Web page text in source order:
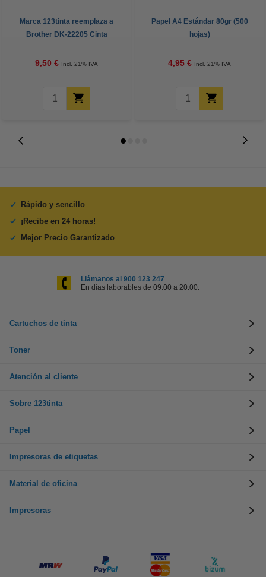
Marca 123tinta reemplaza a
Brother DK-22205 Cinta
9,50 € Incl. 21% IVA
Papel A4 Estándar 80gr (500
hojas)
4,95 € Incl. 21% IVA
Rápido y sencillo
¡Recibe en 24 horas!
Mejor Precio Garantizado
Llámanos al 900 123 247
En días laborables de 09:00 a 20:00.
Cartuchos de tinta
Toner
Atención al cliente
Sobre 123tinta
Papel
Impresoras de etiquetas
Material de oficina
Impresoras